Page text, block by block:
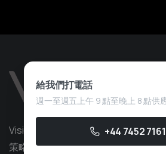
給我們打電話
週一至週五上午 9 點至晚上 8 點供應
+44 7452
Vision Quant 是一家量化交易服務公
策略開發經驗，專注於自營交易。